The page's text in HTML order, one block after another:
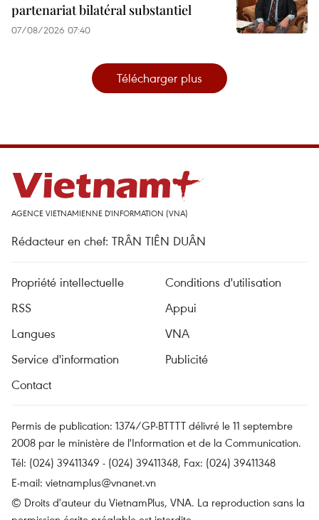
partenariat bilatéral substantiel
07/08/2026 07:40
Télécharger plus
AGENCE VIETNAMIENNE D'INFORMATION (VNA)
Rédacteur en chef: TRÂN TIÊN DUÂN
Propriété intellectuelle
Conditions d'utilisation
RSS
Appui
Langues
VNA
Service d'information
Publicité
Contact
Permis de publication: 1374/GP-BTTTT délivré le 11 septembre
2008 par le ministère de l'Information et de la Communication.
Tél: (024) 39411349 - (024) 39411348, Fax: (024) 39411348
E-mail: vietnamplus@vnanet.vn
© Droits d'auteur du VietnamPlus, VNA. La reproduction sans la